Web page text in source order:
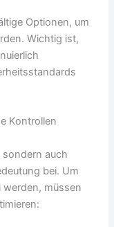
Optionen, um
Wichtig ist,
Kontrollen
sondern auch
bei. Um
müssen